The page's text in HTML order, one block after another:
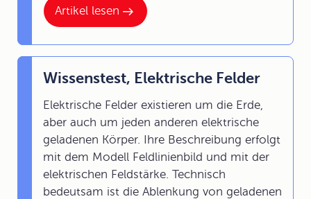
Artikel lesen
Wissenstest, Elektrische Felder
Elektrische Felder existieren um die Erde,
aber auch um jeden anderen elektrische
geladenen Körper. Ihre Beschreibung erfolgt
mit dem Modell Feldlinienbild und mit der
elektrischen Feldstärke. Technisch
bedeutsam ist die Ablenkung von geladenen